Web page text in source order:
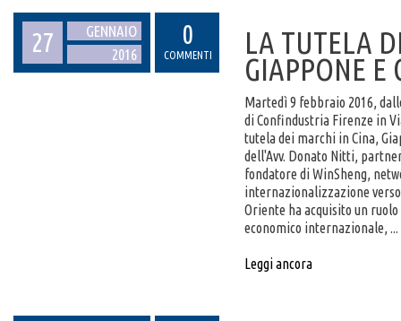
27
GENNAIO
2016
0
COMMENTI LA TUTELA
GIAPPONE E
Martedì 9 febbraio 2016,
di Confindustria Firenze in
tutela dei marchi in Cina,
dell'Avv. Donato Nitti,
fondatore di WinSheng,
internazionalizzazione
Oriente ha acquisito un
economico internazionale, ...
Leggi ancora